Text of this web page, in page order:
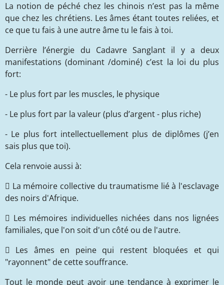
La notion de péché chez les chinois n’est pas la même
que chez les chrétiens. Les âmes étant toutes reliées, et
ce que tu fais à une autre âme tu le fais à toi.
Derrière l’énergie du Cadavre Sanglant il y a deux
manifestations (dominant /dominé) c’est la loi du plus
fort:
- Le plus fort par les muscles, le physique
- Le plus fort par la valeur (plus d’argent - plus riche)
- Le plus fort intellectuellement plus de diplômes (j’en
sais plus que toi).
Cela renvoie aussi à:
 La mémoire collective du traumatisme lié à l'esclavage
des noirs d'Afrique.
 Les mémoires individuelles nichées dans nos lignées
familiales, que l'on soit d'un côté ou de l'autre.
 Les âmes en peine qui restent bloquées et qui
"rayonnent" de cette souffrance.
Tout le monde peut avoir une tendance à exprimer le